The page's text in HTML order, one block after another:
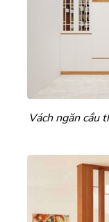
Vách ngăn cầu